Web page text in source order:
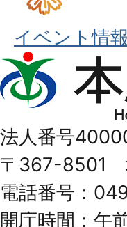
イベント情報
本
庄
Honjo
City
法人番号
〒367-8501
電話番号：
開庁時間：午